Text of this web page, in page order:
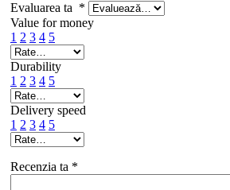
Evaluarea ta *
Value for money
1 2 3 4 5
Durability
1 2 3 4 5
Delivery speed
1 2 3 4 5
Recenzia ta *